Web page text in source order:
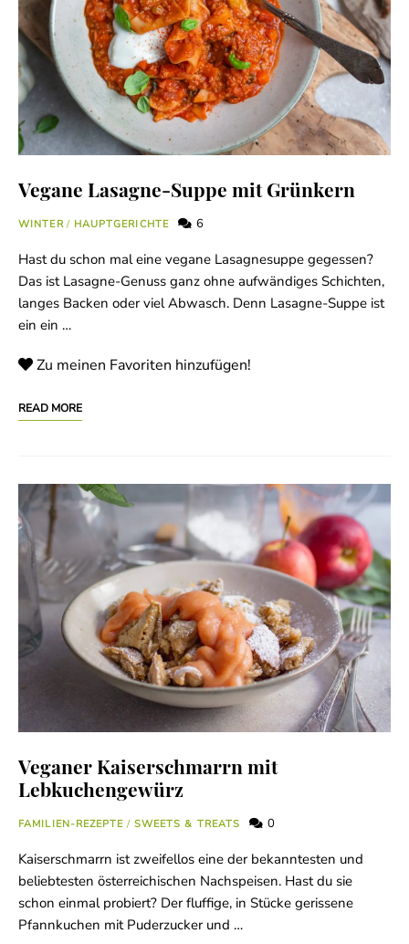
Vegane Lasagne-Suppe mit Grünkern
WINTER/ HAUPTGERICHTE 6
Hast du schon mal eine vegane Lasagnesuppe gegessen?
Das ist Lasagne-Genuss ganz ohne aufwändiges Schichten,
langes Backen oder viel Abwasch. Denn Lasagne-Suppe ist
ein ein …
Zu meinen Favoriten hinzufügen!
READ MORE
Veganer Kaiserschmarrn mit
Lebkuchengewürz
FAMILIEN-REZEPTE / SWEETS & TREATS 0
Kaiserschmarrn ist zweifellos eine der bekanntesten und
beliebtesten österreichischen Nachspeisen. Hast du sie
schon einmal probiert? Der fluffige, in Stücke gerissene
Pfannkuchen mit Puderzucker und …